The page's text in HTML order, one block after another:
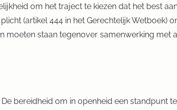
om het traject te kiezen dat het best
(artikel 444 in het Gerechtelijk Wetboek)
staan tegenover samenwerking met
bereidheid om in openheid een standpunt